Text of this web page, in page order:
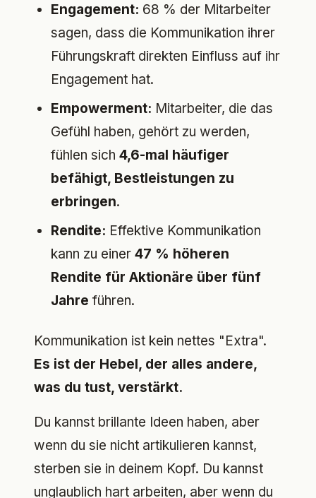
Engagement: 68 % der Mitarbeiter
sagen, dass die Kommunikation ihrer
Führungskraft direkten Einfluss auf ihr
Engagement hat.
Empowerment: Mitarbeiter, die das
Gefühl haben, gehört zu werden,
fühlen sich 4,6-mal häufiger
befähigt, Bestleistungen zu
erbringen.
Rendite: Effektive Kommunikation
kann zu einer 47 % höheren
Rendite für Aktionäre über fünf
Jahre führen.
Kommunikation ist kein nettes "Extra".
Es ist der Hebel, der alles andere,
was du tust, verstärkt.
Du kannst brillante Ideen haben, aber
wenn du sie nicht artikulieren kannst,
sterben sie in deinem Kopf. Du kannst
unglaublich hart arbeiten, aber wenn du